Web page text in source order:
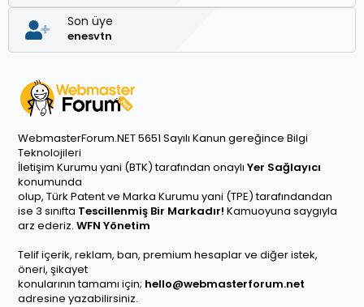
Son üye
enesvtn
WebmasterForum.NET 5651 Sayılı Kanun gereğince Bilgi
Teknolojileri
İletişim Kurumu yani (BTK) tarafından onaylı Yer Sağlayıcı
konumunda
olup, Türk Patent ve Marka Kurumu yani (TPE) tarafındandan
ise 3 sınıfta Tescillenmiş Bir Markadır! Kamuoyuna saygıyla
arz ederiz. WFN Yönetim
Telif içerik, reklam, ban, premium hesaplar ve diğer istek,
öneri, şikayet
konularının tamamı için; hello@webmasterforum.net
adresine yazabilirsiniz.